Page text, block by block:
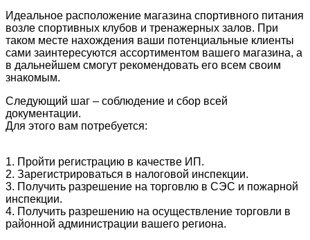
Идеальное расположение магазина спортивного питания
возле спортивных клубов и тренажерных залов. При
таком месте нахождения ваши потенциальные клиенты
сами заинтересуются ассортиментом вашего магазина, а
в дальнейшем смогут рекомендовать его всем своим
знакомым.
Следующий шаг – соблюдение и сбор всей
документации.
Для этого вам потребуется:
1. Пройти регистрацию в качестве ИП.
2. Зарегистрироваться в налоговой инспекции.
3. Получить разрешение на торговлю в СЭС и пожарной
инспекции.
4. Получить разрешению на осуществление торговли в
районной администрации вашего региона.